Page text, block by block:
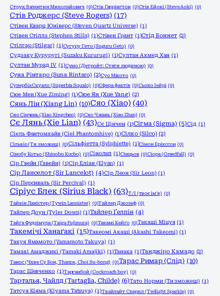
Струк Валентин Миколайович (0)Стів Гаррінґтон (0)Стів Ейокі (Steve Aoki) (0)
Стів Роджерс (Steve Rogers) (17)
Стівен Кварц Юніверс (Steven Quartz Universe) (1)
Стівен Стіллз (Stephen Stills) (1)Стівен Ґрант (1)Стід Боннет (2)
Стілгар (Stilgar) (1)Сугуру Гето (Suguru Geto) (0)
Судзаку Куруругі (Suzaku Kururugi) (1)Султан Ахмед Хан (1)
Султан Мурад IV (1)Сумо (Детройт: Стати людиною) (0)
Суна Рінтаро (Suna Rintaro) (2)Суо Мікото (0)
Супербіа Скуало (Superbia Squalo) (0)Сфера фактів (0)Сьоко Іейрі (0)
Сюе Мен (Xue Ziming) (1)Сюе Ян (Xue Yang) (2)
Сянь Лін (Xiang Lin) (10)Сяо (Xiao) (40)
Сяо Сінчень (Xiao Xingchen) (0)Сяо Чжань (Xiao Zhan) (0)
Сє Лянь (Xie Lian) (43)Сє Цінчен (1)Сігма (Sigma) (5)Сід (1)
Сіель Фантомхайв (Ciel Phantomhive) (1)Сілко (Silco) (2)
Сільвіо (Ти зможеш) (0)Сільфіетта (Sylphiette) (1)Сімон Ерікссон (0)
Сінобу Котьо (Shinobu Kocho) (0)Сінолап (1)Сінцьов (0)Сіора (Greedfall) (0)
Сір Гвейн (Ґавейн) (1)Сір Еліан (Elyan) (1)
Сір Ланселот (Sir Lancelot) (4)Сір Леон (Sir Leon) (1)
Сір Персиваль (Sir Percival) (1)
Сіріус Блек (Sirius Black) (63)Т/І (твоє ім'я) (0)
Тайвін Ланістер (Tywin Lannister) (0)Тайлер Джозеф (0)
Тайлер Доун (Tyler Down) (1)Тайлер Ґелпін (4)
Тайґа Фудзімура (Taiga Fujimura) (0)Такамі Кейґо (0)Такаші Міцуя (1)
Такемічі Ханаґакі (15)Такеомі Акаші (Akashi Takeomi) (1)
Такуя Ямамото (Yamamoto Takuya) (1)
Тамакі Амаджикі (Tamaki Amajiki) (1)Танака (1)Танджіро Камадо (2)
Танос (Чхве Су Бон, Thanos, Choi Su-bong) (0)Тарас Римар (Слід) (10)
Тарас Шевченко (1)Тарганбой (Cockroach boy) (0)
Тарталья, Чайлд (Tartaglia, Childe) (6)Тато Норми (Ти зможеш) (1)
Татсуя Кіяма (Kiyama Tatsuya) (1)Твайлайт Спаркл (Twilight Sparkle) (0)